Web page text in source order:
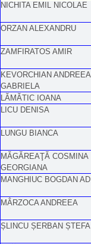
NICHITA EMIL NICOLAE
ORZAN ALEXANDRU
ZAMFIRATOS AMIR
KEVORCHIAN
GABRIELA
LĂMĂTIC IOANA
LICU DENISA
LUNGU BIANCA
MĂGĂREAŢĂ COSMINA
GEORGIANA
MANGHIUC BOGDAN
MÂRZOCA ANDREEA
ȘLINCU ȘERBAN